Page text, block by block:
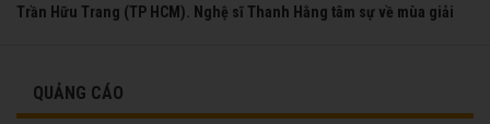
Trần Hữu Trang (TP HCM). Nghệ sĩ Thanh Hằng tâm sự về mùa giải
QUẢNG CÁO